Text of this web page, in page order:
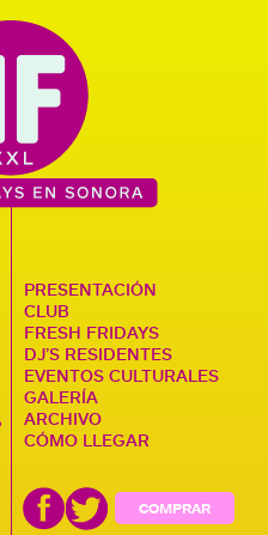
PRESENTACIÓN
CLUB
FRESH FRIDAYS
DJ’S RESIDENTES
EVENTOS CULTURALES
GALERÍA
ARCHIVO
CÓMO LLEGAR
COMPRAR